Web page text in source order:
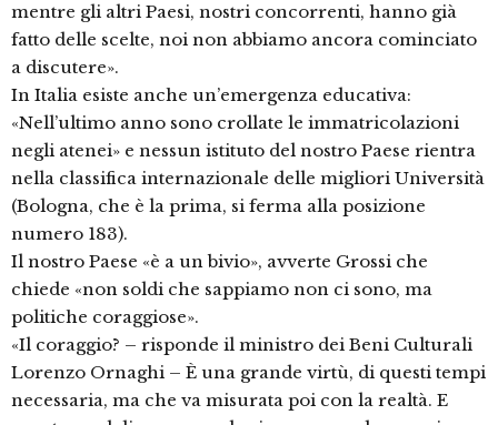
mentre gli altri Paesi, nostri concorrenti, hanno già
fatto delle scelte, noi non abbiamo ancora cominciato
a discutere».
In Italia esiste anche un’emergenza educativa:
«Nell’ultimo anno sono crollate le immatricolazioni
negli atenei» e nessun istituto del nostro Paese rientra
nella classifica internazionale delle migliori Università
(Bologna, che è la prima, si ferma alla posizione
numero 183).
Il nostro Paese «è a un bivio», avverte Grossi che
chiede «non soldi che sappiamo non ci sono, ma
politiche coraggiose».
«Il coraggio? – risponde il ministro dei Beni Culturali
Lorenzo Ornaghi – È una grande virtù, di questi tempi
necessaria, ma che va misurata poi con la realtà. E